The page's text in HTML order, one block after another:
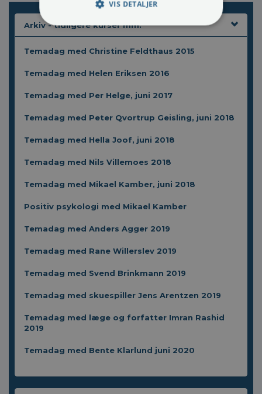
Arkiv - tidligere kurser mm.
Temadag med Christine Feldthaus 2015
Temadag med Helen Eriksen 2016
Temadag med Per Helge, juni 2017
Temadag med Peter Qvortrup Geisling, juni 2018
Temadag med Hella Joof, juni 2018
Temadag med Nils Villemoes 2018
Temadag med Mikael Kamber, juni 2018
Positiv psykologi med Mikael Kamber
Temadag med Anders Agger 2019
Temadag med Rane Willerslev 2019
Temadag med Svend Brinkmann 2019
Temadag med skuespiller Jens Arentzen 2019
Temadag med læge og forfatter Imran Rashid
2019
Temadag med Bente Klarlund juni 2020
VIS DETALJER